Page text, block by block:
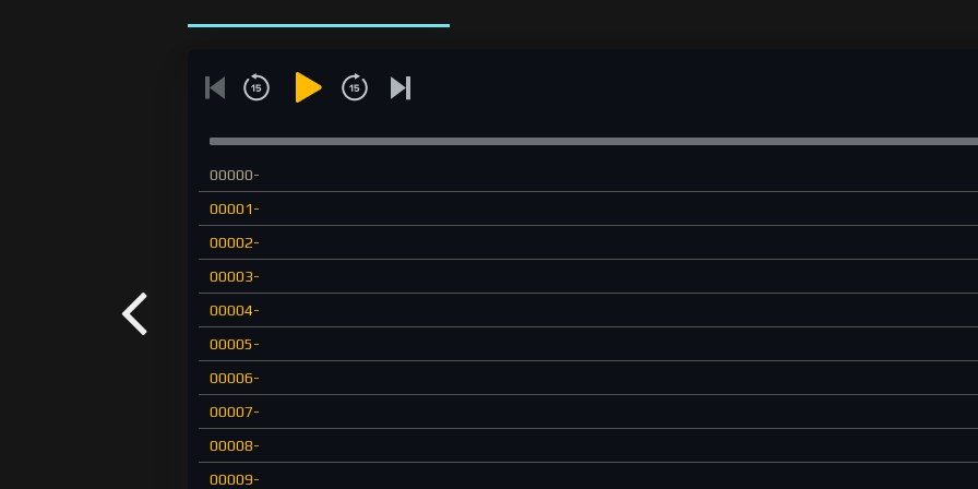
00000-
00001-
00002-
00003-
00004-
00005-
00006-
00007-
00008-
00009-